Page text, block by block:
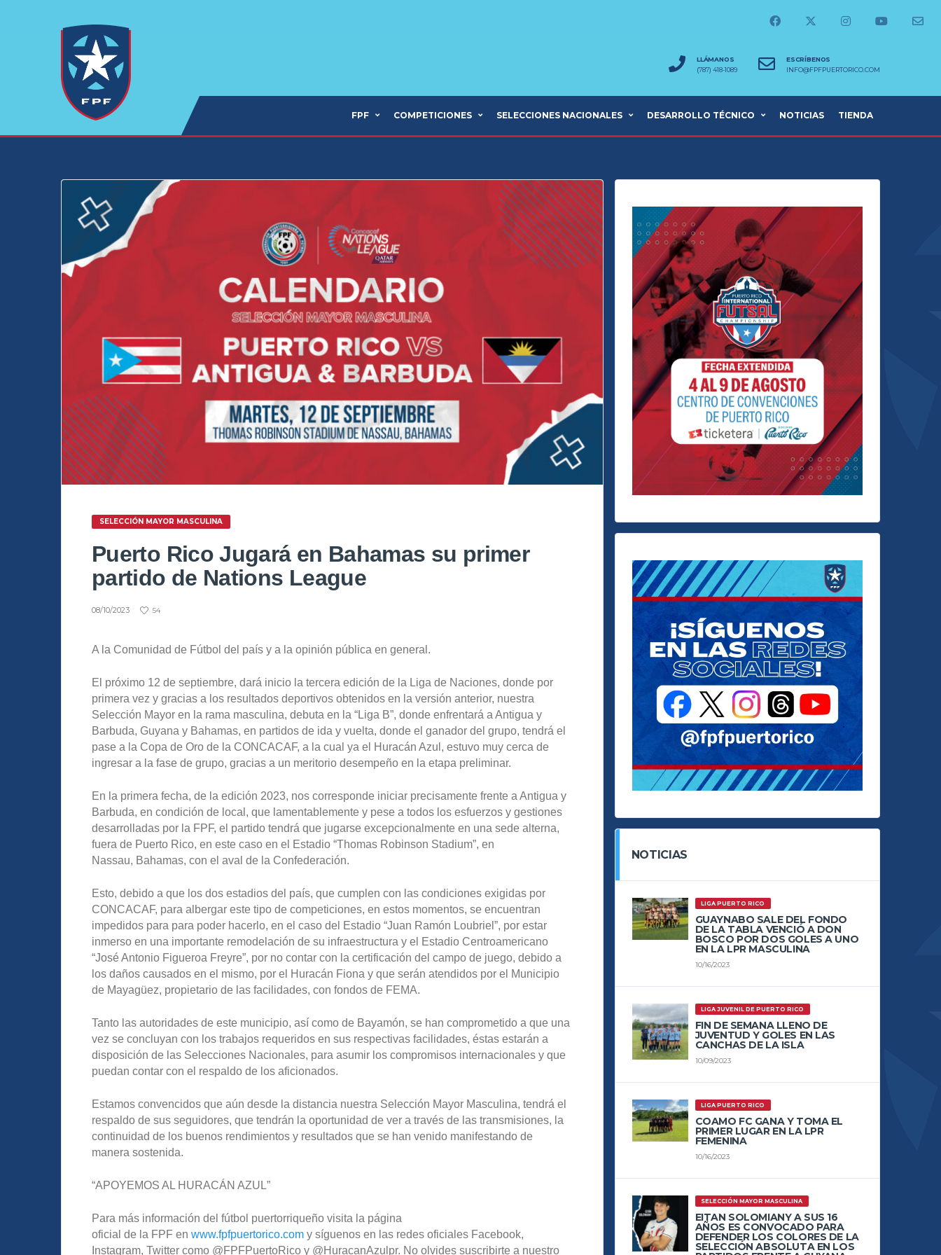
LLÁMANOS
(787) 418-1089
ESCRÍBENOS
INFO@FPFPUERTORICO.COM
FPF COMPETICIONES SELECCIONES NACIONALES DESARROLLO TÉCNICO NOTICIAS TIENDA
SELECCIÓN MAYOR MASCULINA
Puerto Rico Jugará en Bahamas su primer
partido de Nations League
08/10/2023 54
A la Comunidad de Fútbol del país y a la opinión pública en general.
El próximo 12 de septiembre, dará inicio la tercera edición de la Liga de Naciones, donde por
primera vez y gracias a los resultados deportivos obtenidos en la versión anterior, nuestra
Selección Mayor en la rama masculina, debuta en la “Liga B”, donde enfrentará a Antigua y
Barbuda, Guyana y Bahamas, en partidos de ida y vuelta, donde el ganador del grupo, tendrá el
pase a la Copa de Oro de la CONCACAF, a la cual ya el Huracán Azul, estuvo muy cerca de
ingresar a la fase de grupo, gracias a un meritorio desempeño en la etapa preliminar.
En la primera fecha, de la edición 2023, nos corresponde iniciar precisamente frente a Antigua y
Barbuda, en condición de local, que lamentablemente y pese a todos los esfuerzos y gestiones
desarrolladas por la FPF, el partido tendrá que jugarse excepcionalmente en una sede alterna,
fuera de Puerto Rico, en este caso en el Estadio “Thomas Robinson Stadium”, en
Nassau, Bahamas, con el aval de la Confederación.
Esto, debido a que los dos estadios del país, que cumplen con las condiciones exigidas por
CONCACAF, para albergar este tipo de competiciones, en estos momentos, se encuentran
impedidos para para poder hacerlo, en el caso del Estadio “Juan Ramón Loubriel”, por estar
inmerso en una importante remodelación de su infraestructura y el Estadio Centroamericano
“José Antonio Figueroa Freyre”, por no contar con la certificación del campo de juego, debido a
los daños causados en el mismo, por el Huracán Fiona y que serán atendidos por el Municipio
de Mayagüez, propietario de las facilidades, con fondos de FEMA.
Tanto las autoridades de este municipio, así como de Bayamón, se han comprometido a que una
vez se concluyan con los trabajos requeridos en sus respectivas facilidades, éstas estarán a
disposición de las Selecciones Nacionales, para asumir los compromisos internacionales y que
puedan contar con el respaldo de los aficionados.
Estamos convencidos que aún desde la distancia nuestra Selección Mayor Masculina, tendrá el
respaldo de sus seguidores, que tendrán la oportunidad de ver a través de las transmisiones, la
continuidad de los buenos rendimientos y resultados que se han venido manifestando de
manera sostenida.
“APOYEMOS AL HURACÁN AZUL”
Para más información del fútbol puertorriqueño visita la página
oficial de la FPF en www.fpfpuertorico.com y síguenos en las redes oficiales Facebook,
Instagram, Twitter como @FPFPuertoRico y @HuracanAzulpr. No olvides suscribirte a nuestro
NOTICIAS
LIGA PUERTO RICO
GUAYNABO SALE DEL FONDO
DE LA TABLA VENCIÓ A DON
BOSCO POR DOS GOLES A UNO
EN LA LPR MASCULINA
10/16/2023
LIGA JUVENIL DE PUERTO RICO
FIN DE SEMANA LLENO DE
JUVENTUD Y GOLES EN LAS
CANCHAS DE LA ISLA
10/09/2023
LIGA PUERTO RICO
COAMO FC GANA Y TOMA EL
PRIMER LUGAR EN LA LPR
FEMENINA
10/16/2023
SELECCIÓN MAYOR MASCULINA
EITAN SOLOMIANY A SUS 16
AÑOS ES CONVOCADO PARA
DEFENDER LOS COLORES DE LA
SELECCIÓN ABSOLUTA EN LOS